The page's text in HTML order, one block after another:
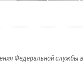
Федеральной службы